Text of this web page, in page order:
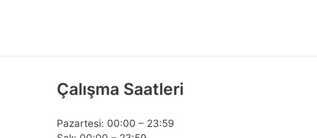
Çalışma Saatleri
Pazartesi: 00:00 – 23:59